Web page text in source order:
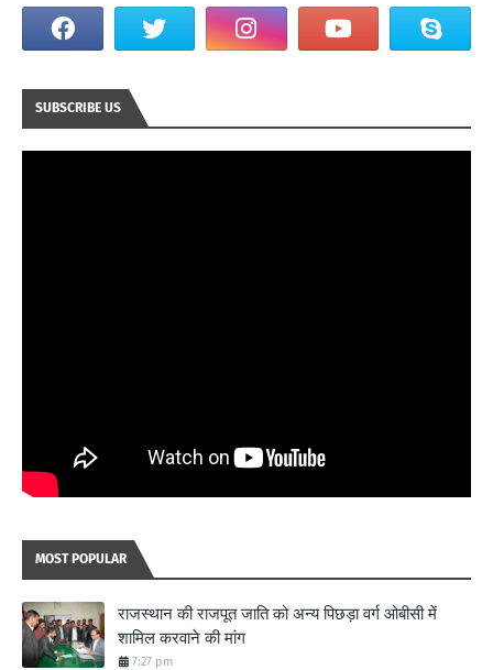
SUBSCRIBE US
MOST POPULAR
राजस्थान की राजपूत जाति को अन्य पिछड़ा वर्ग ओबीसी में
शामिल करवाने की मांग
7:27 pm